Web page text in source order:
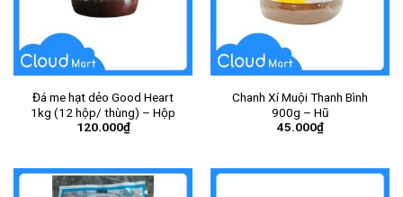
Đá me hạt dẻo Good Heart
1kg (12 hộp/ thùng) – Hộp
120.000₫
Chanh Xí Muội Thanh Bình
900g – Hũ
45.000₫